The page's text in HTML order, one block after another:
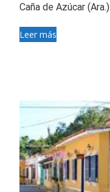
Caña de Azúcar (Ara.)
Leer más